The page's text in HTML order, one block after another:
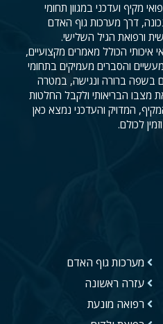
מקיף ועדכני במגוון תחומי
דרך מערכות גוף האדם
ורפואת הגיל השלישי.
איכותי הכולל מאמרים מקצועיים,
והסברים מעמיקים בתחומי
בשפה ברורה ונגישה, במטרה
מצבו הבריאותי ולקבל החלטות
המדויק והעדכני נמצא כאן
לכולם.
מערכות גוף האדם
עזרה ראשונה
רפואה מונעת